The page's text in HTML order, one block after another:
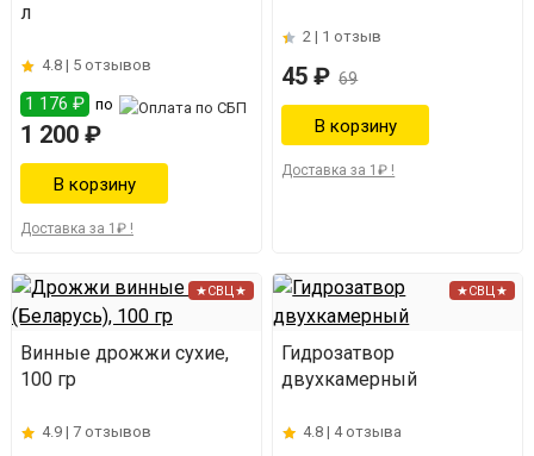
л
4.8 | 5 отзывов
1 176 ₽ по
1 200 ₽
Доставка за 1₽ !
2 | 1 отзыв
45 ₽ 69
Доставка за 1₽ !
★СВЦ★
Винные дрожжи сухие,
100 гр
4.9 | 7 отзывов
★СВЦ★
Гидрозатвор
двухкамерный
4.8 | 4 отзыва